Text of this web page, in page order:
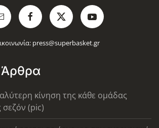
press@superbasket.gr
κίνηση της κάθε ομάδας
σεζόν (pic)